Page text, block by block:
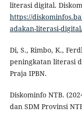
literasi digital.
https://
adakan-literasi-
Di, S., Rimbo, K.,
peningkatan literasi
Praja IPBN.
Diskominfo NTB.
dan SDM Provinsi